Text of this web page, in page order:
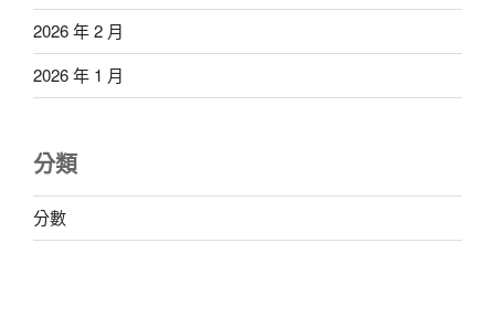
2026 年 2 月
2026 年 1 月
分類
分數